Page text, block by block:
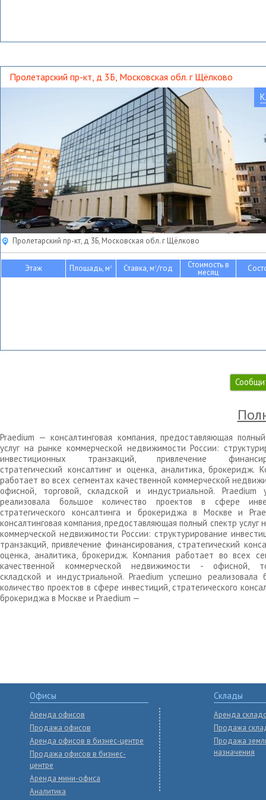
Пролетарский пр-кт, д 3Б, Московская обл. г Щёлково
Пролетарский пр-кт, д 3Б, Московская обл. г Щёлково
Этаж Площадь, м2 Ставка, м2/год Стоимость в
месяц
Praedium — консалтинговая компания, предоставляющая
услуг на рынке коммерческой недвижимости России:
инвестиционных транзакций, привлечение
стратегический консалтинг и оценка, аналитика, брокеридж.
работает во всех сегментах качественной коммерческой
офисной, торговой, складской и индустриальной. Praedium
реализовала большое количество проектов в сфере
стратегического консалтинга и брокериджа в Москве и
консалтинговая компания, предоставляющая полный спектр услуг
коммерческой недвижимости России: структурирование
транзакций, привлечение финансирования, стратегический
оценка, аналитика, брокеридж. Компания работает во всех
качественной коммерческой недвижимости - офисной,
складской и индустриальной. Praedium успешно реализовала
количество проектов в сфере инвестиций, стратегического
брокериджа в Москве и Praedium —
Офисы
Аренда офисов
Продажа офисов
Аренда офисов в бизнес-центре
Продажа офисов в бизнес-
центре
Аренда мини-офиса
Аналитика
Склады
Аренда
Продажа
Продажа
назначения